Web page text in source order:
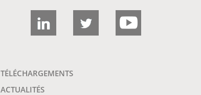
TÉLÉCHARGEMENTS
ACTUALITÉS